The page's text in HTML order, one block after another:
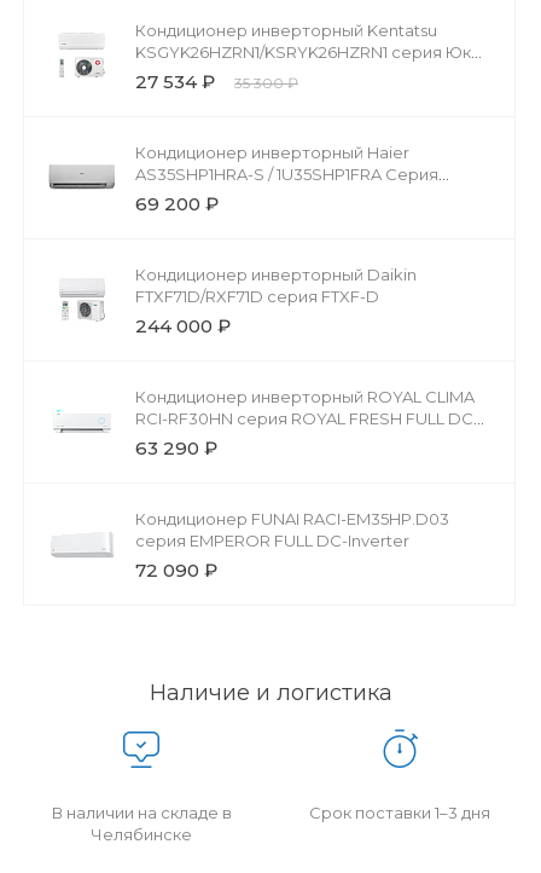
Кондиционер инверторный Kentatsu
KSGYK26HZRN1/KSRYK26HZRN1 серия Юки
(Yuki)
27 534 ₽ 35 300 ₽
Кондиционер инверторный Haier
AS35SHP1HRA-S / 1U35SHP1FRA Серия
Stellar HP -20C
69 200 ₽
Кондиционер инверторный Daikin
FTXF71D/RXF71D серия FTXF-D
244 000 ₽
Кондиционер инверторный ROYAL CLIMA
RCI-RF30HN серия ROYAL FRESH FULL DC
EU INVERTER
63 290 ₽
Кондиционер FUNAI RACI-EM35HP.D03
серия EMPEROR FULL DC-Inverter
72 090 ₽
Наличие и логистика
В наличии на складе в
Челябинске
Срок поставки 1–3 дня